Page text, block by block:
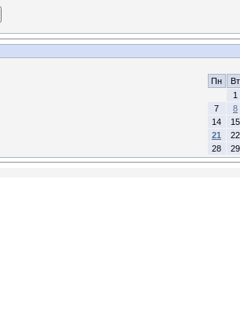
Пн
Вт
1
7
8
14
15
21
22
28
29